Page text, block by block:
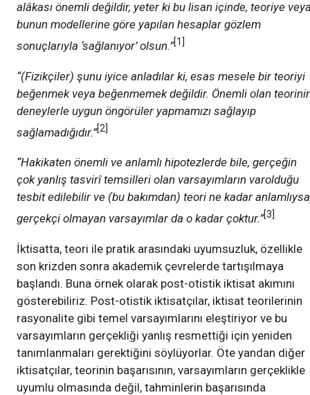
alâkası önemli değildir, yeter ki bu lisan içinde, teoriye
bunun modellerine göre yapılan hesaplar gözlem
sonuçlarıyla ‘sağlanıyor’ olsun.”[1]
“(Fizikçiler) şunu iyice anladılar ki, esas mesele bir teoriyi
beğenmek veya beğenmemek değildir. Önemli olan
deneylerle uygun öngörüler yapmamızı sağlayıp
sağlamadığıdır.”[2]
“Hakikaten önemli ve anlamlı hipotezlerde bile, gerçeğin
çok yanlış tasvirî temsilleri olan varsayımların varolduğu
tesbit edilebilir ve (bu bakımdan) teori ne kadar
gerçekçi olmayan varsayımlar da o kadar çoktur.”[3]
İktisatta, teori ile pratik arasındaki uyumsuzluk, özellikle
son krizden sonra akademik çevrelerde tartışılmaya
başlandı. Buna örnek olarak post-otistik iktisat akımını
gösterebiliriz. Post-otistik iktisatçılar, iktisat teorilerinin
rasyonalite gibi temel varsayımlarını eleştiriyor ve bu
varsayımların gerçekliği yanlış resmettiği için yeniden
tanımlanmaları gerektiğini söylüyorlar. Öte yandan diğer
iktisatçılar, teorinin başarısının, varsayımların gerçeklikle
uyumlu olmasında değil, tahminlerin başarısında